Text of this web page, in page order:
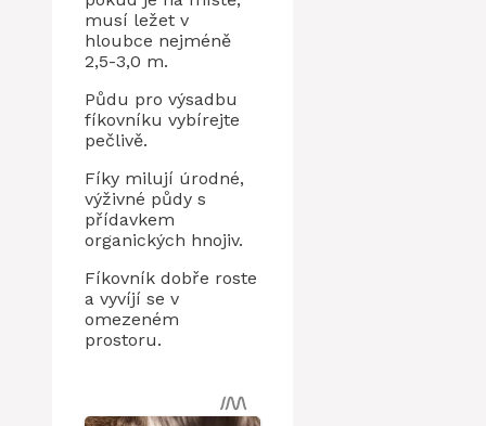
musí ležet v
hloubce nejméně
2,5-3,0 m.
Půdu pro výsadbu
fíkovníku vybírejte
pečlivě.
Fíky milují úrodné,
výživné půdy s
přídavkem
organických hnojiv.
Fíkovník dobře roste
a vyvíjí se v
omezeném
prostoru.